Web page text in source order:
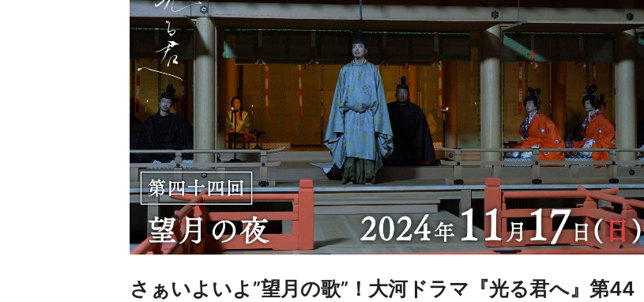
さぁいよいよ”望月の歌”！大河ドラマ『光る君へ』第44